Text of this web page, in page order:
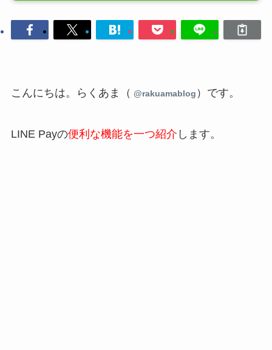
こんにちは。らくあま（ @rakuamablog ） です。
LINE Payの便利な機能を一つ紹介 します。